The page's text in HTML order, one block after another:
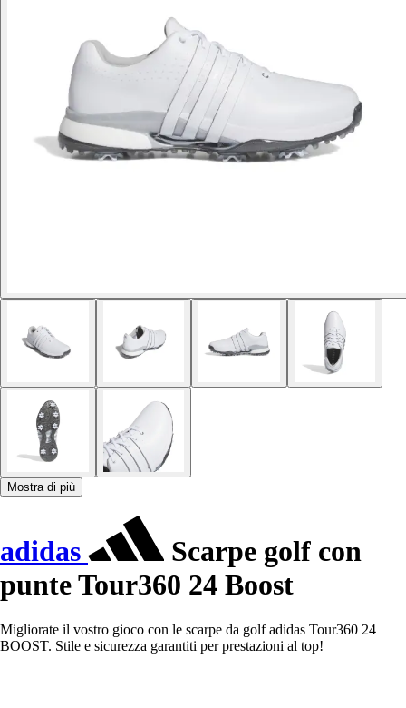
Mostra di più
adidas
Scarpe golf con
punte Tour360 24 Boost
Migliorate il vostro gioco con le scarpe da golf adidas Tour360 24
BOOST. Stile e sicurezza garantiti per prestazioni al top!